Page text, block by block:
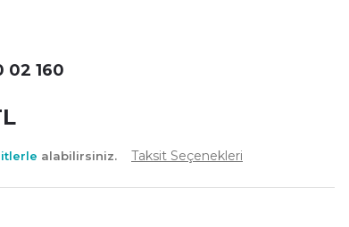
02 160
alabilirsiniz. Taksit Seçenekleri